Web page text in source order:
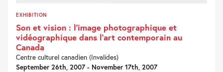
EXHIBITION
Son et vision : l’image photographique et
vidéographique dans l’art contemporain au
Canada
Centre culturel canadien (Invalides)
September 26th, 2007 - November 17th, 2007